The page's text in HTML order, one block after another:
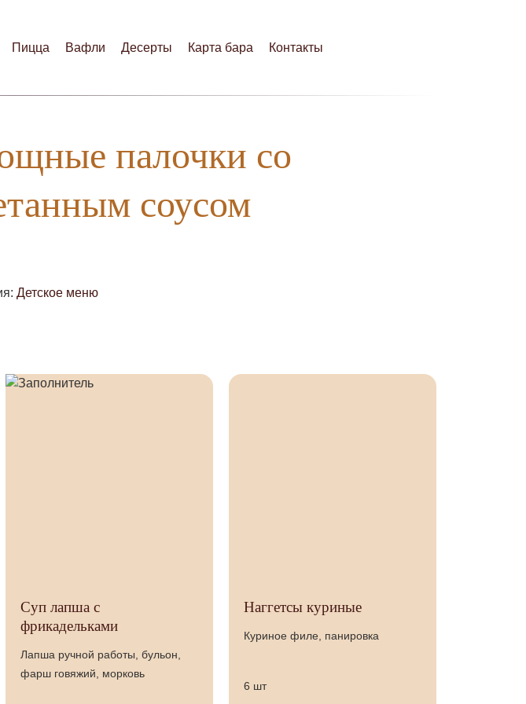
Пицца Вафли Десерты Карта бара Контакты
палочки со
соусом
Детское меню
Суп лапша с
фрикадельками
Лапша ручной работы, бульон,
фарш говяжий, морковь
Наггетсы куриные
Куриное филе, панировка
6 шт